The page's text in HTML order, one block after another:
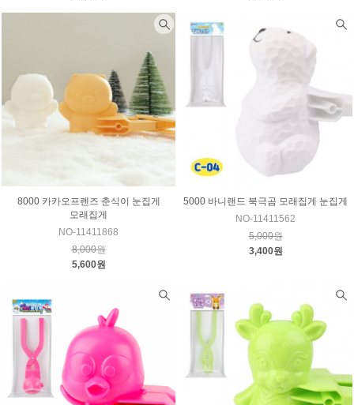
8000 카카오프렌즈 춘식이 눈집게
모래집게
NO-11411868
8,000원
5,600원
5000 바니랜드 북극곰 모래집게 눈집게
NO-11411562
5,000원
3,400원